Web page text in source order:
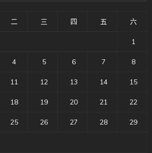
二 三 四 五 六
1
4 5 6 7 8
11 12 13 14 15
18 19 20 21 22
25 26 27 28 29